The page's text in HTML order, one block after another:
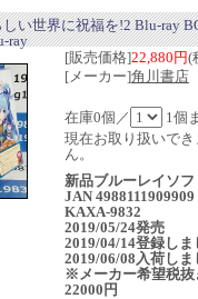
い世界に祝福を!2 Blu-ray
ray
[販売価格]22,880円(
[メーカー]角川書店
在庫0個／
1個
現在お取り扱いでき
ん。
新品ブルーレイソフ
JAN 4988111909909
KAXA-9832
2019/05/24発売
2019/04/14登録しま
2019/06/08入荷しま
※メーカー希望税抜
22000円